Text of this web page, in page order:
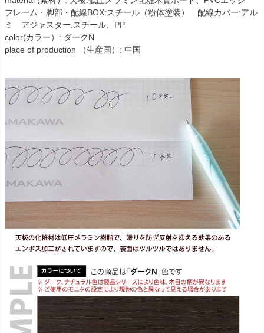
フレーム・脚部・配線BOX:スチール（粉体塗装） 配線カバー:アル
ミ アジャスター:スチール、PP
color(カラー）: ダークN
place of production （生産国）: 中国